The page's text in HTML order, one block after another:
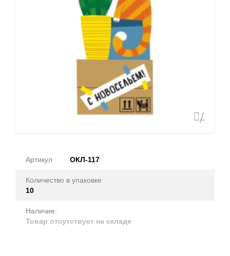
Артикул ОКЛ-117
Количество в упаковке
10
Наличие:
Товар отсутствует на складе